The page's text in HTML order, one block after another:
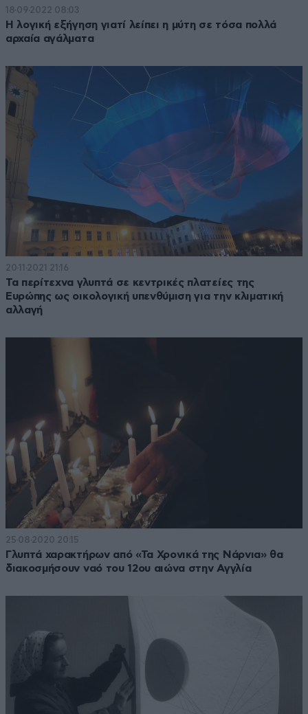
18·09·2022 08:03
Η λογική εξήγηση γιατί λείπει η μύτη σε τόσα πολλά
αρχαία αγάλματα
20·11·2021 21:16
Τα περίτεχνα γλυπτά σε κεντρικές πλατείες της
Ευρώπης ως οικολογική υπενθύμιση για την κλιματική
αλλαγή
25·08·2020 20:15
Γλυπτά χαρακτήρων από «Τα Χρονικά της Νάρνια» θα
διακοσμήσουν ναό του 12ου αιώνα στην Αγγλία